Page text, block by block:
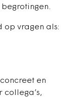
op vragen als:
concreet en
collega’s,